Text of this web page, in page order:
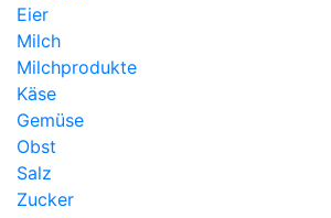
Eier
Milch
Milchprodukte
Käse
Gemüse
Obst
Salz
Zucker